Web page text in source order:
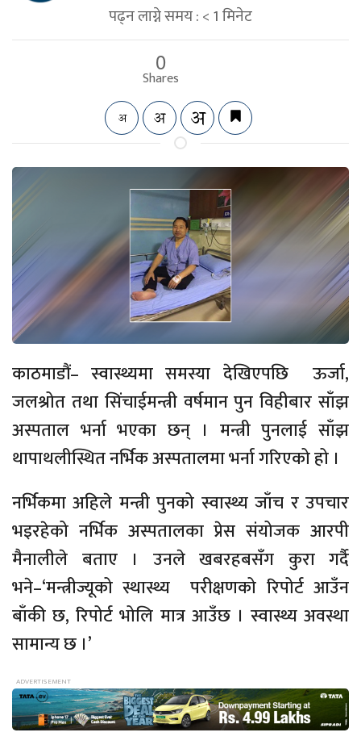
पढ्न लाग्ने समय :< 1मिनेट
0
Shares
काठमाडौं– स्वास्थ्यमा समस्या देखिएपछि ऊर्जा,
जलश्रोत तथा सिंचाईमन्त्री वर्षमान पुन विहीबार साँझ
अस्पताल भर्ना भएका छन् । मन्त्री पुनलाई साँझ
थापाथलीस्थित नर्भिक अस्पतालमा भर्ना गरिएको हो ।
नर्भिकमा अहिले मन्त्री पुनको स्वास्थ्य जाँच र उपचार
भइरहेको नर्भिक अस्पतालका प्रेस संयोजक आरपी
मैनालीले बताए । उनले खबरहबसँग कुरा गर्दै
भने–‘मन्त्रीज्यूको स्थास्थ्य परीक्षणको रिपोर्ट आउँन
बाँकी छ, रिपोर्ट भोलि मात्र आउँछ । स्वास्थ्य अवस्था
सामान्य छ ।’